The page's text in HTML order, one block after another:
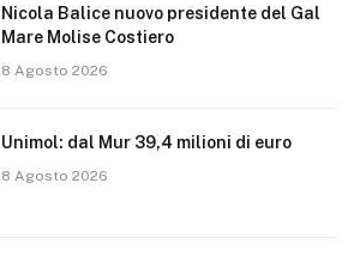
Nicola Balice nuovo presidente del Gal
Mare Molise Costiero
8 Agosto 2026
Unimol: dal Mur 39,4 milioni di euro
8 Agosto 2026